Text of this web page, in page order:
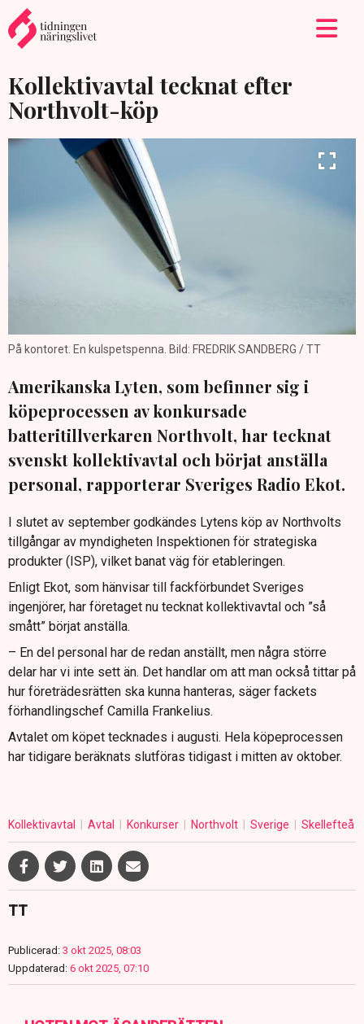
Kollektivavtal tecknat efter
Northvolt-köp
På kontoret. En kulspetspenna. Bild: FREDRIK SANDBERG / TT
Amerikanska Lyten, som befinner sig i
köpeprocessen av konkursade
batteritillverkaren Northvolt, har tecknat
svenskt kollektivavtal och börjat anställa
personal, rapporterar Sveriges Radio Ekot.
I slutet av september godkändes Lytens köp av Northvolts
tillgångar av myndigheten Inspektionen för strategiska
produkter (ISP), vilket banat väg för etableringen.
Enligt Ekot, som hänvisar till fackförbundet Sveriges
ingenjörer, har företaget nu tecknat kollektivavtal och ”så
smått” börjat anställa.
– En del personal har de redan anställt, men några större
delar har vi inte sett än. Det handlar om att man också tittar på
hur företrädesrätten ska kunna hanteras, säger fackets
förhandlingschef Camilla Frankelius.
Avtalet om köpet tecknades i augusti. Hela köpeprocessen
har tidigare beräknats slutföras tidigast i mitten av oktober.
Kollektivavtal Avtal Konkurser Northvolt Sverige Skellefteå
TT
Publicerad: 3 okt 2025, 08:03
Uppdaterad: 6 okt 2025, 07:10